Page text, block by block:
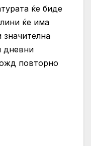
ќе биде
ќе има
значителна
дневни
повторно